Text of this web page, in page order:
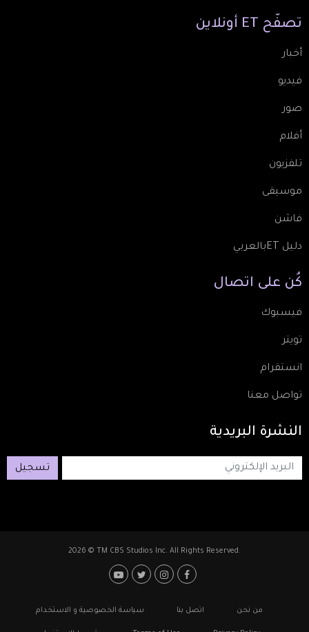
تصفّح ET أونلاين
أخبار
فيديو
صور
أفلام
تلفزيون
موسيقى
فاشن
دليل ETبالعربي
كُن على اتصال
فيسبوك
تويتر
انستقرام
تواصل معنا
النشرة البريدية
تسجيل
2026 © TM CBS Studios Inc. All Rights Reserved.
Footer: Social Media
Footerمن نحن اتصل بنا سياسة الخصوصية و الاستخدام